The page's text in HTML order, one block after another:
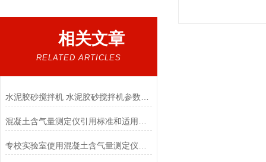
相关文章
RELATED ARTICLES